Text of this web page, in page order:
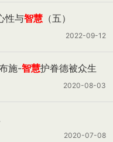
性与智慧 （五）
2022-09-12
施-智慧护眷德被众生
2020-08-03
2020-07-08